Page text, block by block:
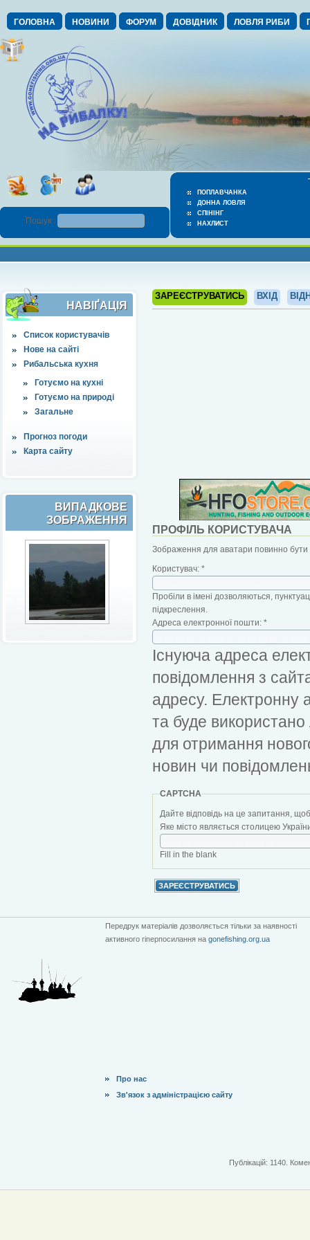
ГОЛОВНА НОВИНИ ФОРУМ ДОВІДНИК ЛОВЛЯ РИБИ
ПОПЛАВЧАНКА
ДОННА ЛОВЛЯ
СПІНІНГ
НАХЛИСТ
Пошук :
НАВІҐАЦІЯ
Список користувачів
Нове на сайті
Рибальська кухня
Готуємо на кухні
Готуємо на природі
Загальне
Прогноз погоди
Карта сайту
ВИПАДКОВЕ
ЗОБРАЖЕННЯ
ЗАРЕЄСТРУВАТИСЬ ВХІД
ПРОФІЛЬ КОРИСТУВАЧА
Зображення для аватари повинно бути
Користувач: *
Пробіли в імені дозволяються,
підкреслення.
Адреса електронної пошти: *
Існуюча адреса
повідомлення з
адресу. Електронну
та буде
для отримання
новин чи
CAPTCHA
Дайте відповідь на це запитання,
Яке місто являється столицею
Fill in the blank
Передрук матеріалів дозволяється тільки за наявності
активного гіперпосилання на gonefishing.org.ua
Про нас
Зв'язок з адміністрацією сайту
Публікацій: 1140.